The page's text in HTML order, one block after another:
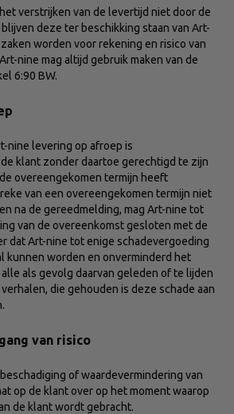
verstrijken van de levertijd niet door de
deze ter beschikking staan van Art-
worden voor rekening en risico van
nine mag altijd gebruik maken van de
6:90 BW.
nine levering op afroep is
klant zonder daartoe gerechtigd te zijn
overeengekomen termijn heeft
van een overeengekomen termijn niet
na de gereedmelding, mag Art-nine tot
van de overeenkomst gesloten met de
dat Art-nine tot enige schadevergoeding
kunnen worden en onverminderd het
als gevolg daarvan geleden of te lijden
die gehouden is deze schade aan
van risico
of waardevermindering van
op de klant over op het moment waarop
de klant wordt gebracht.